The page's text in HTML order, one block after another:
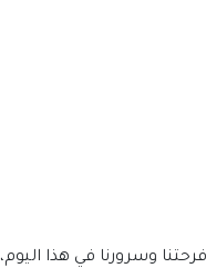
وسرورنا في هذا اليوم،